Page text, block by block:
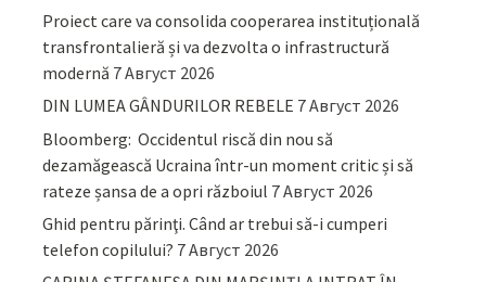
Proiect care va consolida cooperarea instituțională
transfrontalieră și va dezvolta o infrastructură
modernă 7 Август 2026
DIN LUMEA GÂNDURILOR REBELE 7 Август 2026
Bloomberg: Occidentul riscă din nou să
dezamăgească Ucraina într-un moment critic și să
rateze șansa de a opri războiul 7 Август 2026
Ghid pentru părinţi. Când ar trebui să-i cumperi
telefon copilului? 7 Август 2026